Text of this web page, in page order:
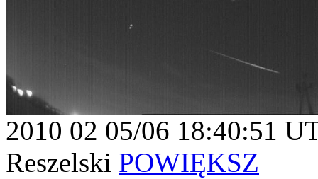
2010 02 05/06 18:40:51
Reszelski POWIĘKSZ